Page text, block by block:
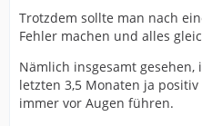
Trotzdem sollte man nach
Fehler machen und alles
Nämlich insgesamt
letzten 3,5 Monaten ja
immer vor Augen führen.